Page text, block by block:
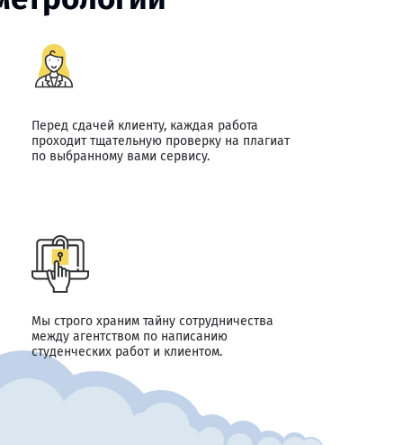
Перед сдачей клиенту, каждая работа
проходит тщательную проверку на плагиат
по выбранному вами сервису.
Мы строго храним тайну сотрудничества
между агентством по написанию
студенческих работ и клиентом.